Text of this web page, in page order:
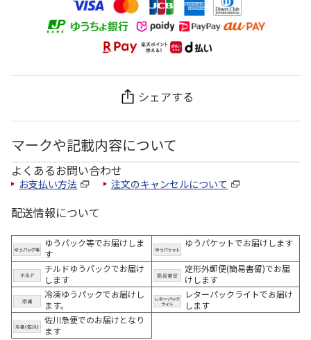
シェアする
マークや記載内容について
よくあるお問い合わせ
お支払い方法 注文のキャンセルについて
配送情報について
ゆうパック等でお届けしま
す
ゆうパケットでお届けします
チルドゆうパックでお届け
します
定形外郵便(簡易書留)でお届
けします
冷凍ゆうパックでお届けし
ます。
レターパックライトでお届け
します
佐川急便でのお届けとなり
ます